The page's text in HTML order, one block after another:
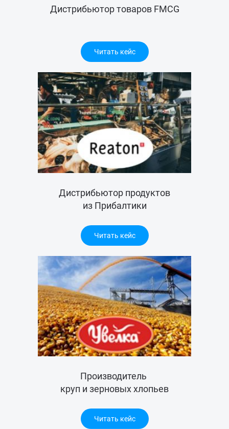
Дистрибьютор товаров FMCG
Читать кейс
Дистрибьютор продуктов
из Прибалтики
Читать кейс
Производитель
круп и зерновых хлопьев
Читать кейс